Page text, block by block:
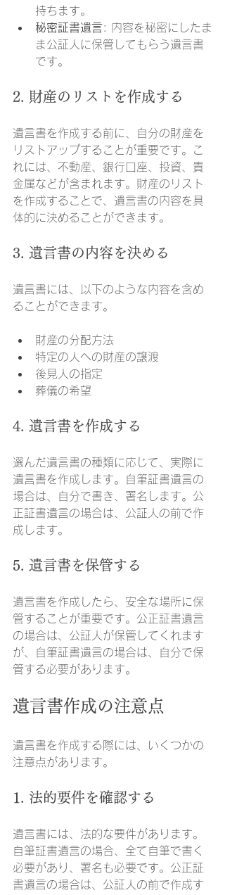
持ちます。
秘密証書遺言: 内容を秘密にしたま
ま公証人に保管してもらう遺言書
です。
2. 財産のリストを作成する
遺言書を作成する前に、自分の財産を
リストアップすることが重要です。こ
れには、不動産、銀行口座、投資、貴
金属などが含まれます。財産のリスト
を作成することで、遺言書の内容を具
体的に決めることができます。
3. 遺言書の内容を決める
遺言書には、以下のような内容を含め
ることができます。
財産の分配方法
特定の人への財産の譲渡
後見人の指定
葬儀の希望
4. 遺言書を作成する
選んだ遺言書の種類に応じて、実際に
遺言書を作成します。自筆証書遺言の
場合は、自分で書き、署名します。公
正証書遺言の場合は、公証人の前で作
成します。
5. 遺言書を保管する
遺言書を作成したら、安全な場所に保
管することが重要です。公正証書遺言
の場合は、公証人が保管してくれます
が、自筆証書遺言の場合は、自分で保
管する必要があります。
遺言書作成の注意点
遺言書を作成する際には、いくつかの
注意点があります。
1. 法的要件を確認する
遺言書には、法的な要件があります。
自筆証書遺言の場合、全て自筆で書く
必要があり、署名も必要です。公正証
書遺言の場合は、公証人の前で作成す